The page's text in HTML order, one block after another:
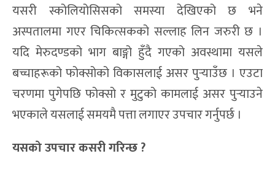
यसरी स्कोलियोसिसको समस्या देखिएको छ भने
अस्पतालमा गएर चिकित्सकको सल्लाह लिन जरुरी छ ।
यदि मेरुदण्डको भाग बाङ्गो हुँदै गएको अवस्थामा यसले
बच्चाहरूको फोक्सोको विकासलाई असर पुर्‍याउँछ । एउटा
चरणमा पुगेपछि फोक्सो र मुटुको कामलाई असर पुर्‍याउने
भएकाले यसलाई समयमै पत्ता लगाएर उपचार गर्नुपर्छ ।
यसको उपचार कसरी गरिन्छ ?